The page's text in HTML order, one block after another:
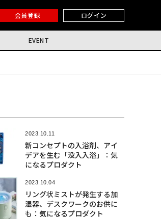
会員登録 ログイン
EVENT
2023.10.11
新コンセプトの入浴剤、アイ
デアを生む「没入入浴」：気
になるプロダクト
2023.10.04
リング状ミストが発生する加
湿器、デスクワークのお供に
も：気になるプロダクト